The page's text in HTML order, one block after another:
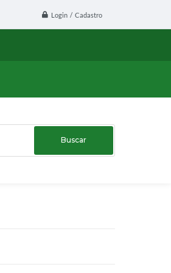
Login / Cadastro